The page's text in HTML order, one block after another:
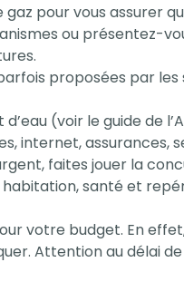
pour vous assurer
ou présentez-
proposées par
(voir le guide de
internet, assurances,
faites jouer la
santé et
votre budget. En
Attention au délai